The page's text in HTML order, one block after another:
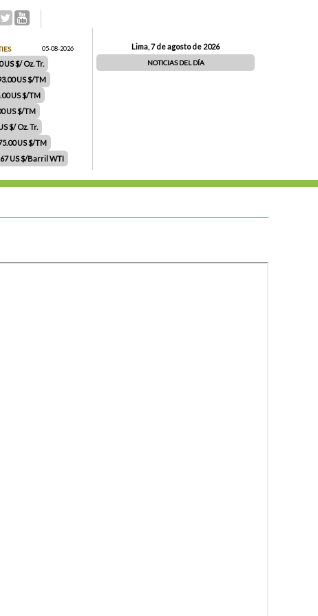
05-08-2026
US $/ Oz. Tr.
US $/TM
US $/TM
US $/TM
$/ Oz. Tr.
US $/TM
US $/Barril WTI
Lima, 7 de agosto de 2026
NOTICIAS DEL DÍA